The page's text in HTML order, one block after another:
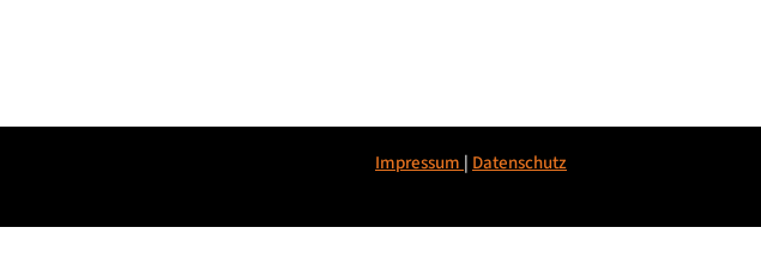
Impressum | Datenschutz